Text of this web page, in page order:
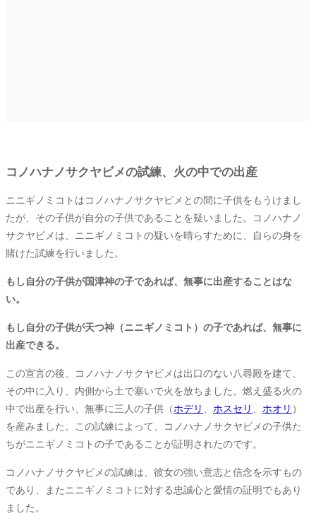
コノハナノサクヤビメの試練、火の中での出産
ニニギノミコトはコノハナノサクヤビメとの間に子供をもうけまし
たが、その子供が自分の子供であることを疑いました。コノハナノ
サクヤビメは、ニニギノミコトの疑いを晴らすために、自らの身を
賭けた試練を行いました。
もし自分の子供が国津神の子であれば、無事に出産することはな
い。
もし自分の子供が天つ神（ニニギノミコト）の子であれば、無事に
出産できる。
この宣言の後、コノハナノサクヤビメは出口のない八尋殿を建て、
その中に入り、内側から土で塞いで火を放ちました。燃え盛る火の
中で出産を行い、無事に三人の子供（ホデリ ホスセリ ホオリ ）
を産みました。この試練によって、コノハナノサクヤビメの子供た
ちがニニギノミコトの子であることが証明されたのです。
コノハナノサクヤビメの試練は、彼女の強い意志と信念を示すもの
であり、またニニギノミコトに対する忠誠心と愛情の証明でもあり
ました。